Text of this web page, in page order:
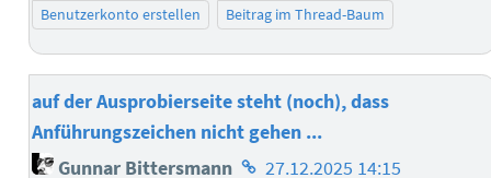
Benutzerkonto erstellen
Beitrag im Thread-Baum
auf der Ausprobierseite steht (noch), dass
Anführungszeichen nicht gehen ...
Gunnar Bittersmann Homepage
27.12.2025 14:15